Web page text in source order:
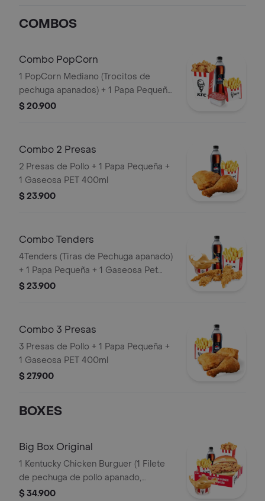
Balde de Salsa 100g
COMBOS
Combo PopCorn
1 PopCorn Mediano (Trocitos de
pechuga apanados) + 1 Papa Pequeña
+ 1 Gaseosa PET 400ml + 1 Blister de
$ 20.900
Combo 2 Presas
2 Presas de Pollo + 1 Papa Pequeña +
1 Gaseosa PET 400ml
$ 23.900
Combo Tenders
4Tenders (Tiras de Pechuga apanado)
+ 1 Papa Pequeña + 1 Gaseosa Pet
$ 23.900
Combo 3 Presas
3 Presas de Pollo + 1 Papa Pequeña +
1 Gaseosa PET 400ml
$ 27.900
BOXES
Big Box Original
1 Kentucky Chicken Burguer (1 Filete
de pechuga de pollo apanado,
pepinillos, mayonesa premium y
$ 34.900